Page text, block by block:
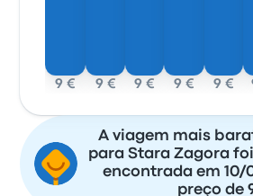
9 € 9 € 9 € 9 € 9 €
A viagem mais
para Stara Zagora
encontrada em 10/
preço de